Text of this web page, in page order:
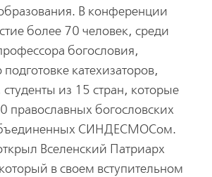
В конференции
более 70 человек, среди
богословия,
катехизаторов,
из 15 стран, которые
православных богословских
СИНДЕСМОСом.
Вселенский Патриарх
в своем вступительном